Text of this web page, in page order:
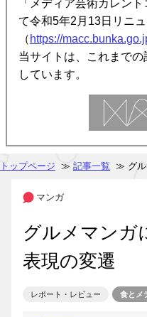
「メディア芸術カレン
て令和5年2月13日リニ
（ https://
当サイトは、これまで
しています。
トップページ ≫ 記事一覧 ≫ グル
マンガ
グルメマンガ
表現の変遷
レポート・レビュー 食とメ